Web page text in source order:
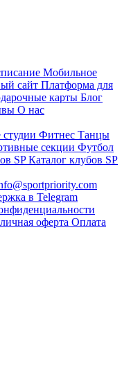
Мобильное
сайт Платформа для
карты Блог
О нас
Фитнес Танцы
секции Футбол
SPКаталог клубов SP
в Telegram
оферта Оплата